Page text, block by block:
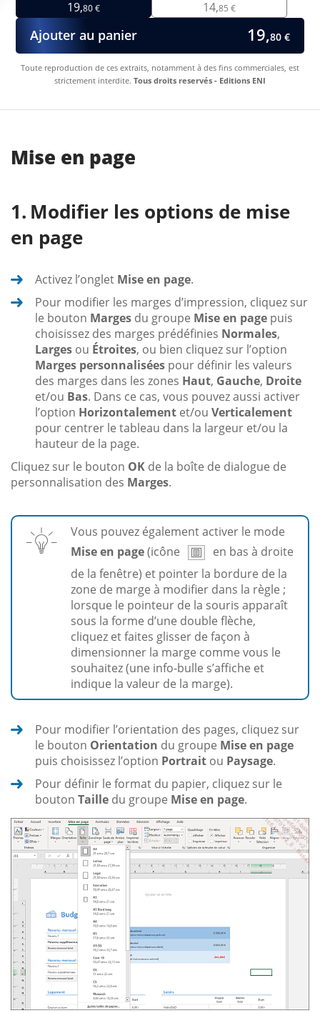
19,80 €
14,85 €
Ajouter au panier 19,80 €
Toute reproduction de ces extraits, notamment à des fins commerciales, est
strictement interdite. Tous droits reservés - Editions ENI
Mise en page
Modifier les options de mise
en page
Activez l’onglet Mise en page.
Pour modifier les marges d’impression, cliquez sur
le bouton Marges du groupe Mise en page puis
choisissez des marges prédéfinies Normales,
Larges ou Étroites, ou bien cliquez sur l’option
Marges personnalisées pour définir les valeurs
des marges dans les zones Haut, Gauche, Droite
et/ou Bas. Dans ce cas, vous pouvez aussi activer
l’option Horizontalement et/ou Verticalement
pour centrer le tableau dans la largeur et/ou la
hauteur de la page.
Cliquez sur le bouton OK de la boîte de dialogue de
personnalisation des Marges.
Vous pouvez également activer le mode
Mise en page(icône
en bas à droite
de la fenêtre) et pointer la bordure de la
zone de marge à modifier dans la règle ;
lorsque le pointeur de la souris apparaît
sous la forme d’une double flèche,
cliquez et faites glisser de façon à
dimensionner la marge comme vous le
souhaitez (une info-bulle s’affiche et
indique la valeur de la marge).
Pour modifier l’orientation des pages, cliquez sur
le bouton Orientation du groupe Mise en page
puis choisissez l’option Portrait ou Paysage.
Pour définir le format du papier, cliquez sur le
bouton Taille du groupe Mise en page.